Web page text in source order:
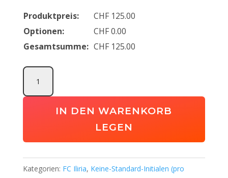
Produktpreis: CHF 125.00
Optionen:
CHF0.00
Gesamtsumme: CHF 125.00
FC
IN DEN WARENKORB
LEGEN
Kategorien: FC Iliria, Keine-Standard-Initialen (pro